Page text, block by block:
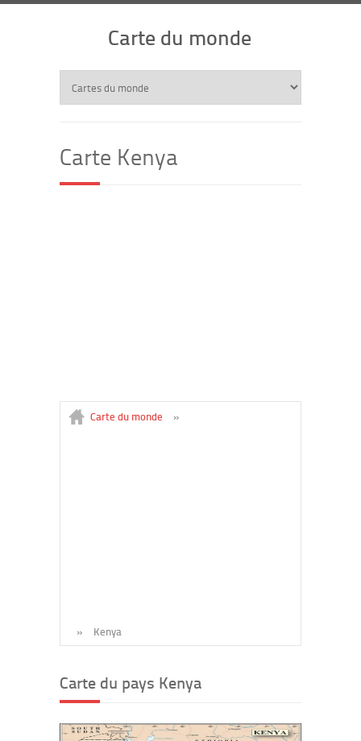
Carte du monde
Carte Kenya
Carte du monde »
» Kenya
Carte du pays Kenya